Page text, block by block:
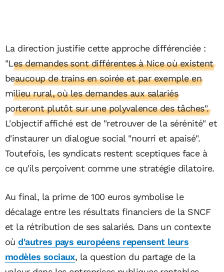
La direction justifie cette approche différenciée :
"Les demandes sont différentes à Nice où existent
beaucoup de trains en soirée et par exemple en
milieu rural, où les demandes aux salariés
porteront plutôt sur une polyvalence des tâches".
L'objectif affiché est de "retrouver de la sérénité" et
d'instaurer un dialogue social "nourri et apaisé".
Toutefois, les syndicats restent sceptiques face à
ce qu'ils perçoivent comme une stratégie dilatoire.
Au final, la prime de 100 euros symbolise le
décalage entre les résultats financiers de la SNCF
et la rétribution de ses salariés. Dans un contexte
oùd'autres pays européens repensent leurs
modèles sociaux, la question du partage de la